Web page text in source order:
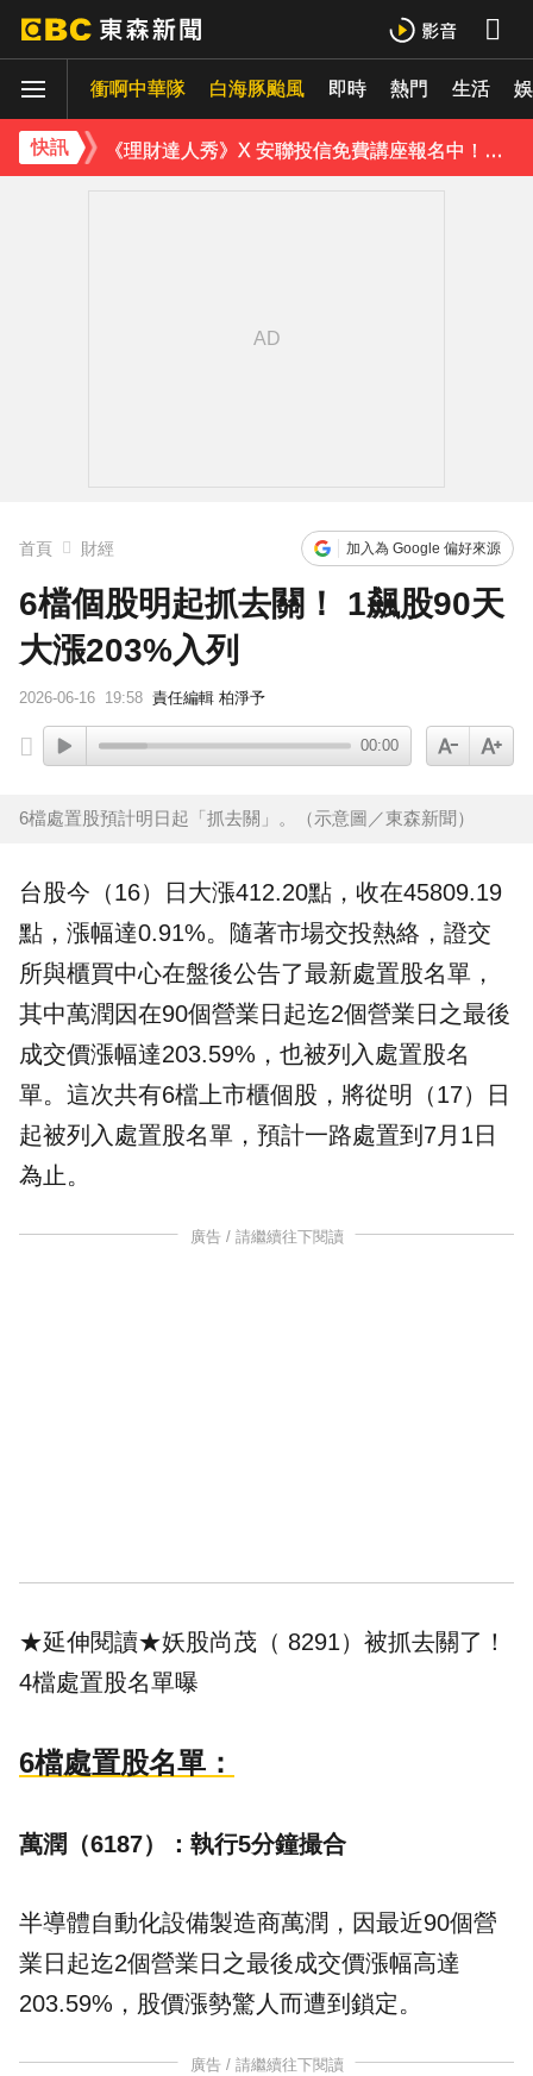
衝啊中華隊 白海豚颱風 即時 熱門 生活
快訊
下載東森App，隨時掌握天下大小事！
白海豚進逼會放颱風假？全台各縣市暴風侵襲率曝
首頁 財經 加入為 Google 偏好來源
6檔個股明起抓去關！ 1飆股90天
大漲203%入列
2026-06-16 19:58 責任編輯 柏淨予
00:00
6檔處置股預計明日起「抓去關」。（示意圖／東森新聞）
台股今（16）日大漲412.20點，收在45809.19
點，漲幅達0.91%。隨著市場交投熱絡，證交
所與櫃買中心在盤後公告了最新處置股名單 ，
其中萬潤因在90個營業日起迄2個營業日之最後
成交價漲幅達203.59%，也被列入處置股名
單。這次共有6檔上市櫃個股，將從明（17）日
起被列入處置股名單，預計一路處置到7月1日
為止。
廣告 / 請繼續往下閱讀
★延伸閱讀★妖股尚茂（ 8291）被抓去關了！
4檔處置股名單曝
6檔處置股名單：
萬潤（6187）：執行5分鐘撮合
半導體自動化設備製造商萬潤，因最近90個營
業日起迄2個營業日之最後成交價漲幅高達
203.59%，股價漲勢驚人而遭到鎖定。
廣告 / 請繼續往下閱讀